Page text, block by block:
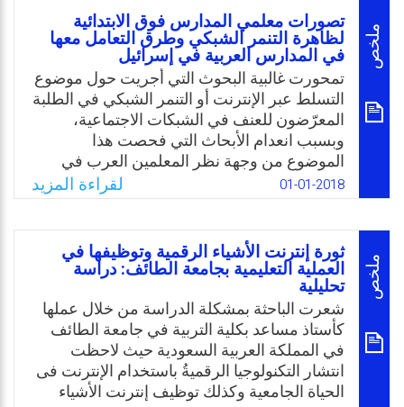
ملخص
تصورات معلمي المدارس فوق الابتدائية
لظاهرة التنمر الشبكي وطرق التعامل معها
في المدارس العربية في إسرائيل
تمحورت غالبية البحوث التي أجريت حول موضوع
التسلط عبر الإنترنت أو التنمر الشبكي في الطلبة
المعرّضون للعنف في الشبكات الاجتماعية،
وبسبب انعدام الأبحاث التي فحصت هذا
الموضوع من وجهة نظر المعلمين العرب في
البلاد، هدف هذا البحث إلى فحص تصوراتهم لهذه
الظاهرة، وطرق التعامل معها. ويعتمد البحث
على الفرضية بأن للمدرسة دورًا هامًا ومركزيًا
فيما يتعلق بمحاربة التنمّر الشبكي ومنع أخطاره
على الطلاب، أضف لذلك بأن نتائج البحوث في
الموضوع أشارت إلى الدور الهام الذي يمكن أن
يؤديه المعلم في معالجة قضية التنمّر المدرسي
بشكل عام، والتنمّر الشبكي بشكل خاص. كما أن
فهم تصورات المعلمين ومعتقداتهم حول التنمّر
الشبكي هو أمر ضروري لمساعدتهم في تطوير
المهارات اللازمة للتعامل معه.
01-01-2018 لقراءة المزيد
ملخص
ثورة إنترنت الأشیاء الرقمیة وتوظیفها في
العملیة التعلیمیة بجامعة الطائف: دراسة
تحلیلیة
شعرت الباحثة بمشكلة الدراسة من خلال عملها
كأستاذ مساعد بكلية التربية في جامعة الطائف
في المملكة العربية السعودية حيث لاحظت
انتشار التكنولوجيا الرقميةُ باستخدام الإنترنت فى
الحياة الجامعية وكذلك توظيف إنترنت الأشياء